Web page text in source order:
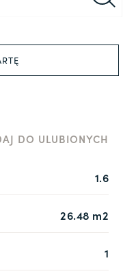
DO ULUBIONYCH
1.6
26.48 m2
1